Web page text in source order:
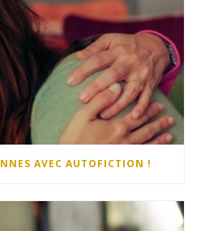
AVEC AUTOFICTION !